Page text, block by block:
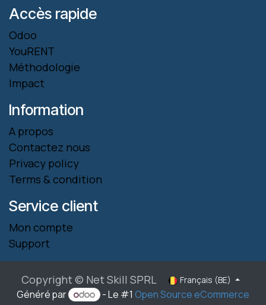
Accès rapide
Odoo
YouRENT
Méthodologie
Impact
Information
A propos
Contactez nous
Privacy policy
Terms & condition
Service client
Mon compte
Support
Copyright © Net Skill SPRL Français (BE)
Généré par - Le #1 Open Source eCommerce